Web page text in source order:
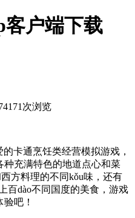
客户端下载
次浏览
卡通烹饪类经营模拟游戏，
充满特色的地道点心和菜
方料理的不同kǒu味，还有
百dào不同国度的美食，游戏
吧！